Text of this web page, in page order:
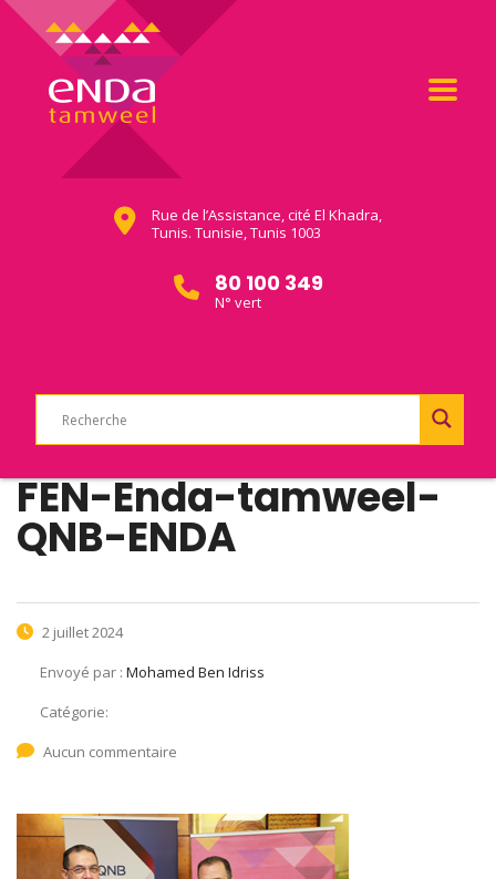
Rue de l’Assistance, cité El Khadra,
Tunis. Tunisie, Tunis 1003
80 100 349
N° vert
FEN-Enda-tamweel-
QNB-ENDA
2 juillet 2024
Envoyé par : Mohamed Ben Idriss
Catégorie:
Aucun commentaire